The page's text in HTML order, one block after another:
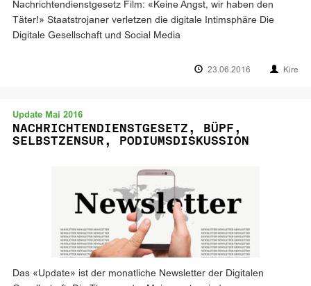
Nachrichtendienstgesetz Film: «Keine Angst, wir haben den
Täter!» Staatstrojaner verletzen die digitale Intimsphäre Die
Digitale Gesellschaft und Social Media
23.06.2016 Kire
Update Mai 2016
NACHRICHTENDIENSTGESETZ, BÜPF,
SELBSTZENSUR, PODIUMSDISKUSSION
Das «Update» ist der monatliche Newsletter der Digitalen